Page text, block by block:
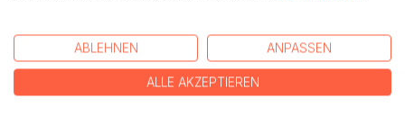
ABLEHNEN ANPASSEN
ALLE AKZEPTIEREN